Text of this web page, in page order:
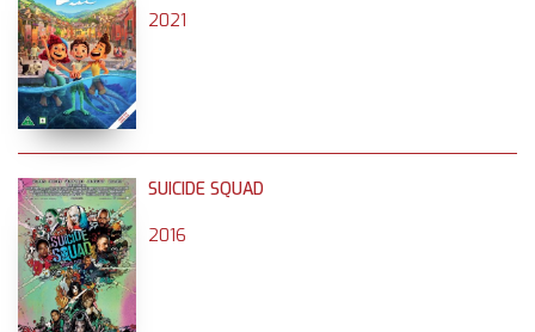
2021
SUICIDE SQUAD
2016